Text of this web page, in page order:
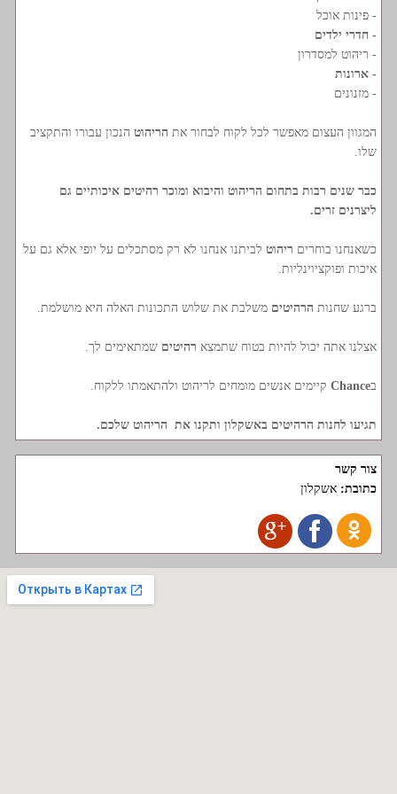
- פינות אוכל
- חדרי ילדים
- ריהוט למסדרון
- ארונות
- מזנונים
המגוון העצום מאפשר לכל לקוח לבחור את הריהוט הנכון עבורו והתקציב
שלו.
כבר שנים רבות בתחום הריהוט והיבוא ומוכר רהיטים איכותיים גם
ליצרנים זרים.
כשאנחנו בוחרים ריהוט לביתנו אנחנו לא רק מסתכלים על יופי אלא גם על
איכות ופוקציוינליות.
ברגע שחנות הרהיטים משלבת את שלוש התכונות האלה היא מושלמת.
אצלנו אתה יכול להיות בטוח שתמצא רהיטים שמתאימים לך.
בChance קיימים אנשים מומחים לריהוט ולהתאמתו ללקוח.
תגיעו לחנות הרהיטים באשקלון ותקנו את הריהוט שלכם.
צור קשר
כתובת: אשקלון